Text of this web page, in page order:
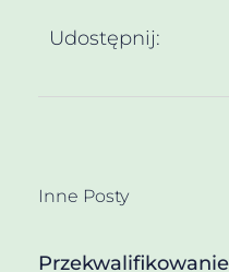
Udostępnij:
Inne Posty